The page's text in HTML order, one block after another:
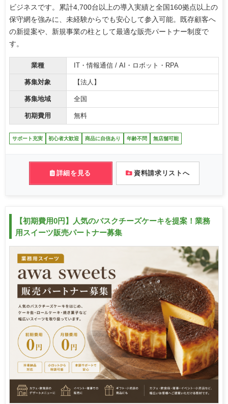
ビジネスです。累計4,700台以上の導入実績と全国160拠点以上の
保守網を強みに、未経験からでも安心して参入可能。既存顧客へ
の新提案や、新規事業の柱として最適な販売パートナー制度で
す。
業種 IT・情報通信 / AI・ロボット・RPA
募集対象 【法人】
募集地域 全国
初期費用 無料
サポート充実 初心者大歓迎 商品に自信あり 年齢不問 無店舗可能
詳細を見る 資料請求リストへ
【初期費用0円】人気のバスクチーズケーキを提案！業務
用スイーツ販売パートナー募集